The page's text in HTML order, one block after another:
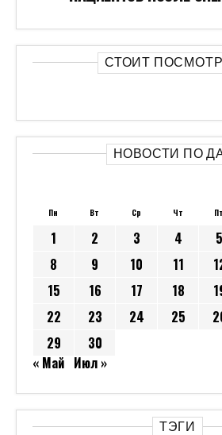
СТОИТ
НОВОСТИ ПО
Пн Вт Ср Чт Пт
1 2 3 4 5
8
9 10 11
15
16 17 18
22
23 24 25
29
30
« Май Июл »
ТЭГИ